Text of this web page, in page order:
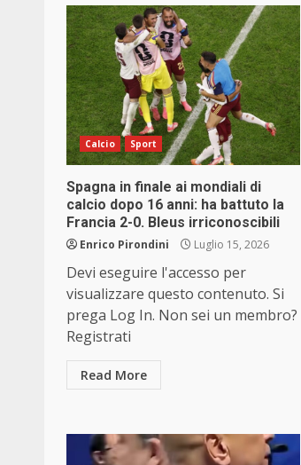
Calcio Sport
Spagna in finale ai mondiali di
calcio dopo 16 anni: ha battuto la
Francia 2-0. Bleus irriconoscibili
Enrico Pirondini Luglio 15, 2026
Devi eseguire l'accesso per
visualizzare questo contenuto. Si
prega Log In. Non sei un membro?
Registrati
Read More